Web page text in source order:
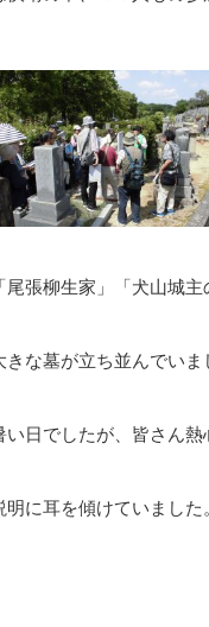
尾張柳生家」「犬山城
きな墓が立ち並んでいま
い日でしたが、皆さん
明に耳を傾けていました